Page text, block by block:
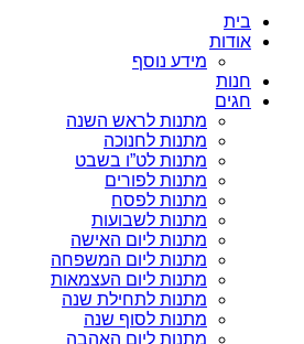
בית
אודות
מידע נוסף
חנות
חגים
מתנות לראש השנה
מתנות לחנוכה
מתנות לט”ו בשבט
מתנות לפורים
מתנות לפסח
מתנות לשבועות
מתנות ליום האישה
מתנות ליום המשפחה
מתנות ליום העצמאות
מתנות לתחילת שנה
מתנות לסוף שנה
מתנות ליום האהבה